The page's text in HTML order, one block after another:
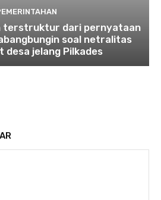
terstruktur dari pernyataan
soal netralitas
desa jelang Pilkades